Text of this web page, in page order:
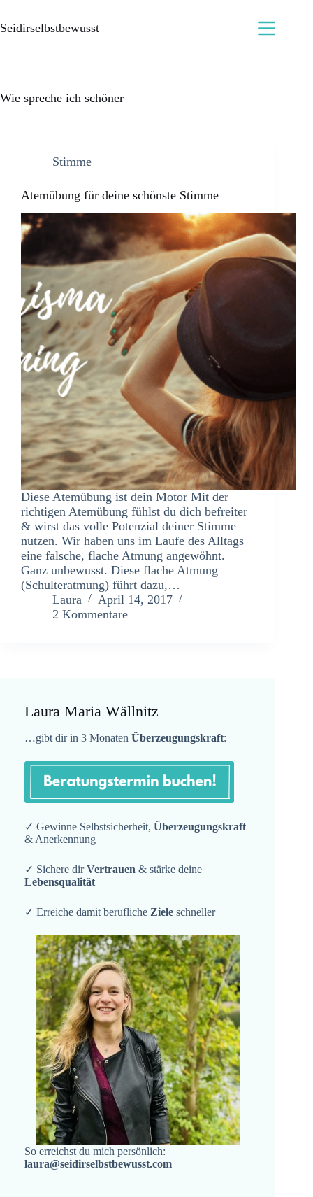
Seidirselbstbewusst
Wie spreche ich schöner
Stimme
Atemübung für deine schönste Stimme
Diese Atemübung ist dein Motor Mit der
richtigen Atemübung fühlst du dich befreiter
& wirst das volle Potenzial deiner Stimme
nutzen. Wir haben uns im Laufe des Alltags
eine falsche, flache Atmung angewöhnt.
Ganz unbewusst. Diese flache Atmung
(Schulteratmung) führt dazu,…
Laura
April 14, 2017
2 Kommentare
Laura Maria Wällnitz
…gibt dir in 3 Monaten Überzeugungskraft:
✓ Gewinne Selbstsicherheit, Überzeugungskraft
& Anerkennung
✓ Sichere dirVertrauen & stärke deine
Lebensqualität
✓ Erreiche damit berufliche Ziele schneller
So erreichst du mich persönlich:
laura@seidirselbstbewusst.com